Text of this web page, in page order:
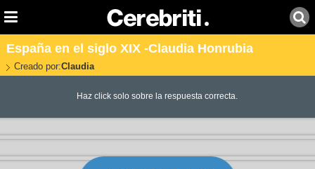
España en el siglo XIX -Claudia Honrubia
Creado por:Claudia
Haz click solo sobre la respuesta correcta.